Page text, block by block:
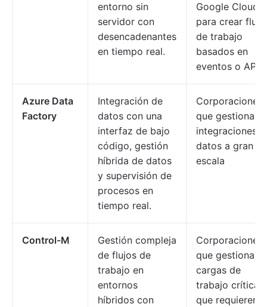
entorno sin
servidor con
desencadenantes
en tiempo real.
Google Cloud
para crear
de trabajo
basados en
eventos o API.
Azure Data
Factory
Integración de
datos con una
interfaz de bajo
código, gestión
híbrida de datos
y supervisión de
procesos en
tiempo real.
Corporaciones
que gestionan
integraciones
datos a gran
escala
Control-M
Gestión compleja
de flujos de
trabajo en
entornos
híbridos con
Corporaciones
que gestionan
cargas de
trabajo críticas
que requieren